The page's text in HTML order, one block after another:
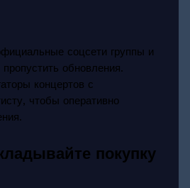
соцсети группы и
обновления.
концертов с
чтобы оперативно
покупку